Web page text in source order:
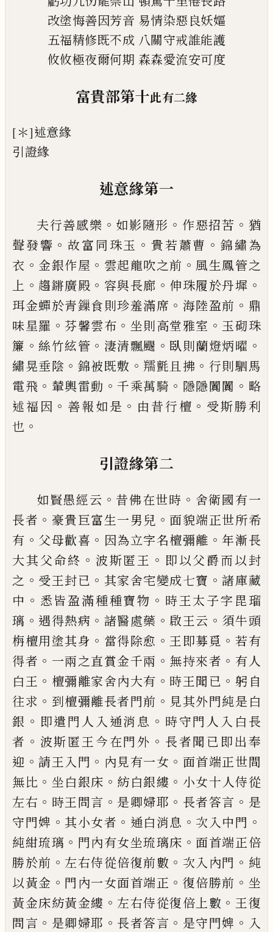
改塗悔善因芳音 易情染惡良妖嫗
五福精修既不成 八關守戒誰能護
攸攸極夜爾何期 森森愛流安可度
富貴部第十此有二緣
[＊]述意緣
引證緣
述意緣第一
夫行善感樂 。 如影隨形 。 作惡招苦 。 猶
聲發響 。故富同珠玉 。 貴若蕭曹 。 錦繡為
衣 。 金銀作屋 。 雲起龍吹之前 。 風生鳳管之
上 。 趨鏘廣殿 。 容與長廊 。 伸珠履於丹墀 。
珥金蟬於青鏁食則珍羞滿席 。 海陸盈前 。 鼎
味星羅 。 芬馨雲布 。 坐則高堂雅室 。 玉砌珠
簾 。絲竹絃管 。 淒清飄颺 。 臥則蘭燈炳曜 。
繡晃垂陰 。 錦被既敷 。 羺氈且拂 。 行則駟馬
電飛 。 輦輿雷動 。千乘萬騎 。 隱隱闐闐 。 略
述福因 。 善報如是 。 由昔行檀 。 受斯勝利
也 。
引證緣第二
如賢愚經云 。 昔佛在世時 。 舍衛國有一
長者 。 豪貴巨富生一男兒 。 面貌端正世所希
有 。 父母歡喜 。 因為立字名檀彌離 。 年漸長
大其父命終 。 波斯匿王 。 即以父爵而以封
之 。 受王封已 。 其家舍宅變成七寶 。諸庫藏
中 。 悉皆盈滿種種寶物 。 時王太子字毘瑠
璃 。 遇得熱病 。 諸醫處藥 。啟王云 。 須牛頭
栴檀用塗其身 。 當得除愈 。 王即募覓 。若有
得者 。 一兩之直賞金千兩 。 無持來者 。 有人
白王 。 檀彌離家舍內大有 。 時王聞已 。 躬自
往求 。 到檀彌離長者門前 。 見其外門純是白
銀 。 即遣門人入通消息 。 時守門人入白長
者 。 波斯匿王今在門外 。 長者聞已即出奉
迎 。請王入門 。 內見有一女 。 面首端正世間
無比 。 坐白銀床 。 紡白銀縷 。 小女十人侍從
左右 。 時王問言 。 是卿婦耶 。 長者答言 。 是
守門婢 。其小女者 。 通白消息 。 次入中門 。
純紺琉璃 。 門內有女坐琉璃床 。 面首端正倍
勝於前 。 左右侍從倍復前數 。 次入內門 。 純
以黃金 。 門內一女面首端正 。 復倍勝前 。 坐
黃金床紡黃金縷 。 左右侍從復倍上數 。 王復
問言 。 是卿婦耶 。 長者答言 。 是守門婢 。 入